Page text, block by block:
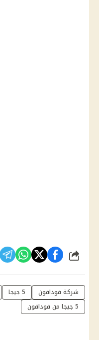
شارك
شركة فودافون 5 جيجا
5 جيجا من فودافون